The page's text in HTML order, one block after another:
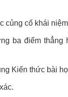
củng cố khái
ba điểm thẳng
Kiến thức bài